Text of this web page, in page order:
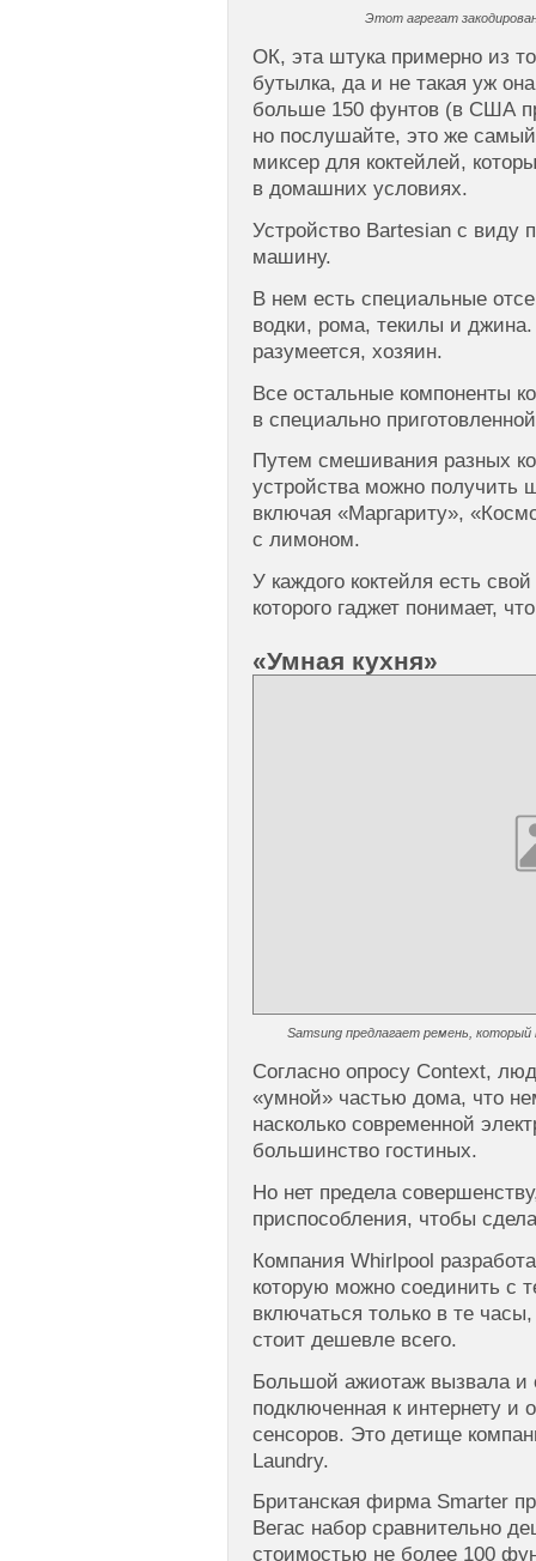
Этот агрегат
ОК, эта штука примерно из
бутылка, да и не такая уж
больше 150 фунтов (в США
но послушайте, это же
миксер для коктейлей,
в домашних условиях.
Устройство Bartesian с виду
машину.
В нем есть специальные
водки, рома, текилы и
разумеется, хозяин.
Все остальные компоненты
в специально
Путем смешивания разных
устройства можно получить
включая «Маргариту»,
с лимоном.
У каждого коктейля есть
которого гаджет понимает,
«Умная кухня»
Samsung предлагает ремень,
Согласно опросу Context,
«умной» частью дома, что
насколько современной
большинство гостиных.
Но нет предела
приспособления, чтобы
Компания Whirlpool
которую можно соединить с
включаться только в те
стоит дешевле всего.
Большой ажиотаж вызвала и
подключенная к интернету и
сенсоров. Это детище
Laundry.
Британская фирма Smarter
Вегас набор сравнительно
стоимостью не более 100